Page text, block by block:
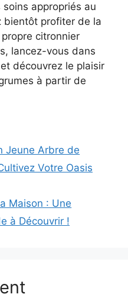
appropriés au
bientôt profiter de la
citronnier
lancez-vous dans
découvrez le plaisir
à partir de
Jeune Arbre de
Votre Oasis
Maison : Une
à Découvrir !